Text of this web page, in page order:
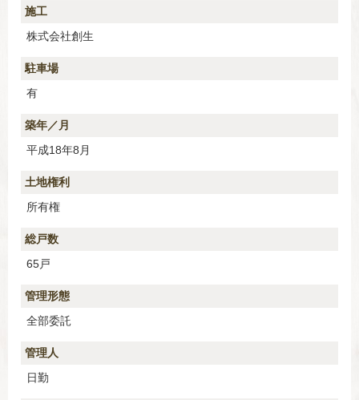
施工
株式会社創生
駐車場
有
築年／月
平成18年8月
土地権利
所有権
総戸数
65戸
管理形態
全部委託
管理人
日勤